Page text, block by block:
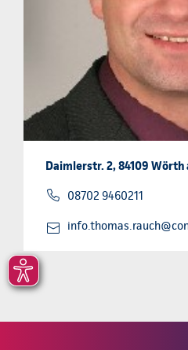
Daimlerstr. 2, 84109 Wörth
08702 9460211